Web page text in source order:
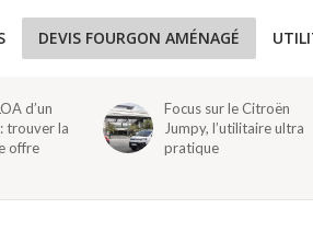
DEVIS FOURGON AMÉNAGÉ
d’un
trouver la
offre
Focus sur le Citroën
Jumpy, l’utilitaire ultra
pratique